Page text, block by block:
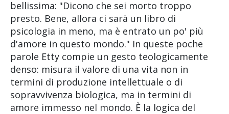
bellissima: "Dicono che sei morto troppo
presto. Bene, allora ci sarà un libro di
psicologia in meno, ma è entrato un po' più
d'amore in questo mondo." In queste poche
parole Etty compie un gesto teologicamente
denso: misura il valore di una vita non in
termini di produzione intellettuale o di
sopravvivenza biologica, ma in termini di
amore immesso nel mondo. È la logica del